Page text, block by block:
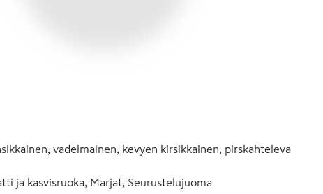
vadelmainen, kevyen kirsikkainen, pirskahteleva
ja kasvisruoka, Marjat, Seurustelujuoma